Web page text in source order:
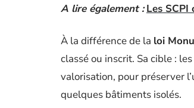
A lire également : Les
À la différence de la loi
classé ou inscrit. Sa cible :
valorisation, pour préserver
quelques bâtiments isolés.